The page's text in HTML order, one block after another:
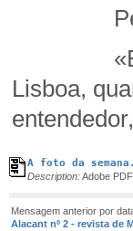
Lisboa,
A foto da
Description:Adobe
Mensagem anterior por
Alacant nº 2 - revista de